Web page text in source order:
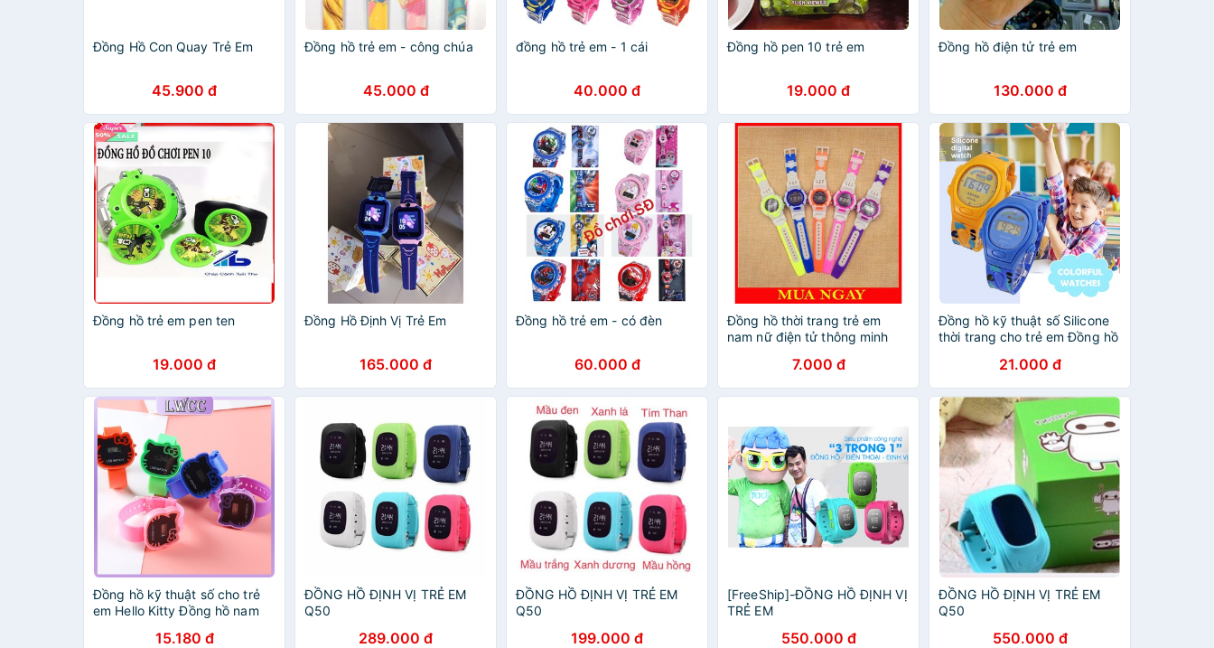
Đồng Hồ Con Quay Trẻ Em
45.900 đ
Đồng hồ trẻ em - công chúa
45.000 đ
đồng hồ trẻ em - 1 cái
40.000 đ
Đồng hồ pen 10 trẻ em
19.000 đ
Đồng hồ điện tử trẻ em
130.000 đ
Đồng hồ trẻ em pen ten
19.000 đ
Đồng Hồ Định Vị Trẻ Em
165.000 đ
Đồng hồ trẻ em - có đèn
60.000 đ
Đồng hồ thời trang trẻ em
nam nữ điện tử thông minh
7.000 đ
Đồng hồ kỹ thuật số Silicone
thời trang cho trẻ em Đồng hồ
21.000 đ
Đồng hồ kỹ thuật số cho trẻ
em Hello Kitty Đồng hồ nam
15.180 đ
ĐỒNG HỒ ĐỊNH VỊ TRẺ EM
Q50
289.000 đ
ĐỒNG HỒ ĐỊNH VỊ TRẺ EM
Q50
199.000 đ
[FreeShip]-ĐỒNG HỒ ĐỊNH VỊ
TRẺ EM
550.000 đ
ĐỒNG HỒ ĐỊNH VỊ TRẺ EM
Q50
550.000 đ